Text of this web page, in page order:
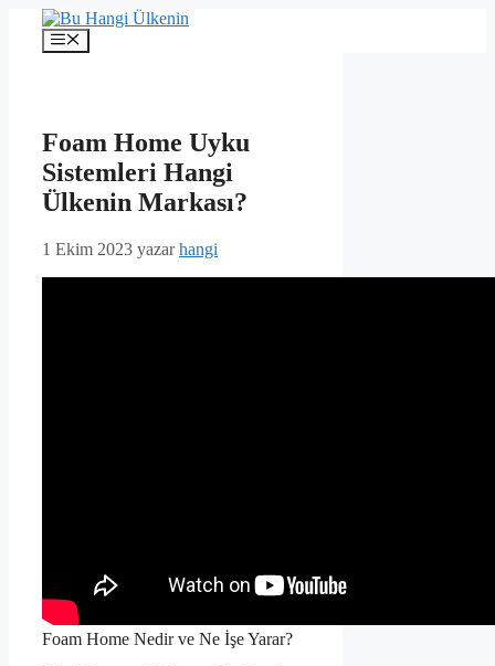
İçeriğe
Menü
Foam Home Uyku
Sistemleri Hangi
Ülkenin Markası?
1 Ekim 2023 yazarhangi
Foam Home Nedir ve Ne İşe Yarar?